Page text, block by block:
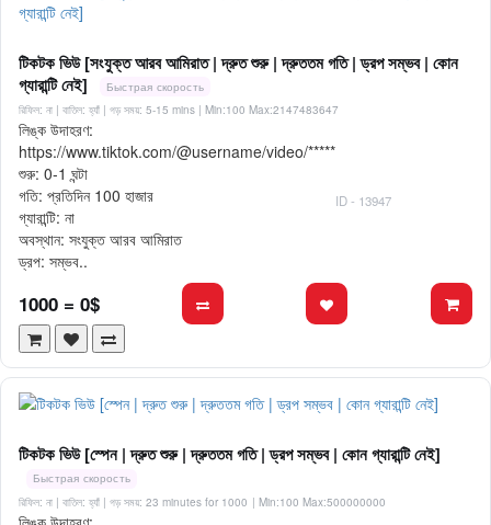
টিকটক ভিউ [সংযুক্ত আরব আমিরাত | দ্রুত শুরু | দ্রুততম গতি | ড্রপ সম্ভব | কোন
গ্যারান্টি নেই]
Быстрая скорость
রিফিল: না | বাতিল: হ্যাঁ | গড় সময়: 5-15 mins | Min:100 Max:2147483647
লিঙ্ক উদাহরণ:
https://www.tiktok.com/@username/video/*****
শুরু: 0-1 ঘন্টা
গতি: প্রতিদিন 100 হাজার
গ্যারান্টি: না
অবস্থান: সংযুক্ত আরব আমিরাত
ড্রপ: সম্ভব..
ID - 13947
1000 = 0$
টিকটক ভিউ [স্পেন | দ্রুত শুরু | দ্রুততম গতি | ড্রপ সম্ভব | কোন গ্যারান্টি নেই]
Быстрая скорость
রিফিল: না | বাতিল: হ্যাঁ | গড় সময়: 23 minutes for 1000 | Min:100 Max:500000000